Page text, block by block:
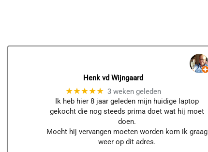
Henk vd Wijngaard
★★★★★ 3 weken geleden
Ik heb hier 8 jaar geleden mijn huidige laptop
gekocht die nog steeds prima doet wat hij moet
doen.
Mocht hij vervangen moeten worden kom ik graag
weer op dit adres.